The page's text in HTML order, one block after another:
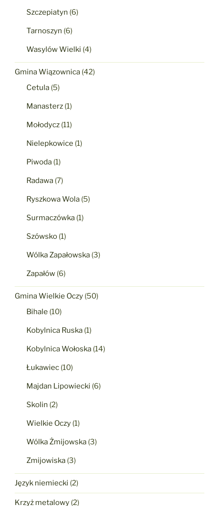
Szczepiatyn (6)
Tarnoszyn (6)
Wasylów Wielki (4)
Gmina Wiązownica (42)
Cetula (5)
Manasterz (1)
Mołodycz (11)
Nielepkowice (1)
Piwoda (1)
Radawa (7)
Ryszkowa Wola (5)
Surmaczówka (1)
Szówsko (1)
Wólka Zapałowska (3)
Zapałów (6)
Gmina Wielkie Oczy (50)
Bihale (10)
Kobylnica Ruska (1)
Kobylnica Wołoska (14)
Łukawiec (10)
Majdan Lipowiecki (6)
Skolin (2)
Wielkie Oczy (1)
Wólka Żmijowska (3)
Zmijowiska (3)
Język niemiecki (2)
Krzyż metalowy (2)